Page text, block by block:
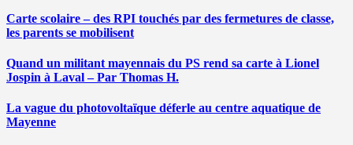
Carte scolaire – des RPI touchés par des fermetures de classe,
les parents se mobilisent
Quand un militant mayennais du PS rend sa carte à Lionel
Jospin à Laval – Par Thomas H.
La vague du photovoltaïque déferle au centre aquatique de
Mayenne